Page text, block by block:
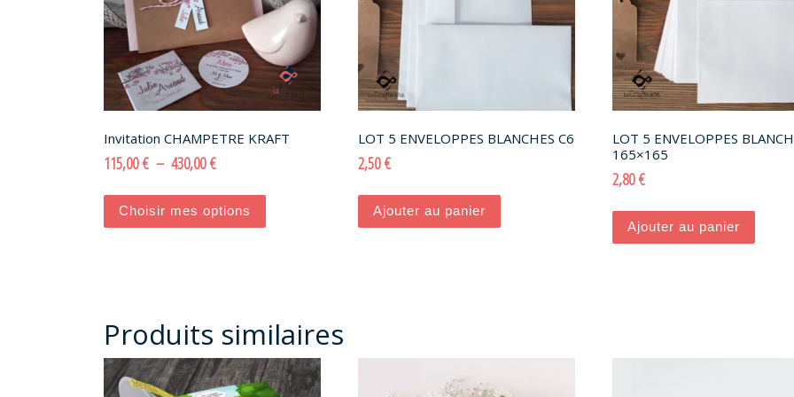
Invitation CHAMPETRE KRAFT
115,00€ – 430,00€Plage de prix : 115,00 € à 430,00 €
Choisir mes options
Ce produit a plusieurs variations. Les options peuvent être choisies sur la page du produit
LOT 5 ENVELOPPES BLANCHES C6
2,50€
Ajouter au panier
LOT 5 ENVELOPPES
165×165
2,80€
Ajouter au panier
Produits similaires